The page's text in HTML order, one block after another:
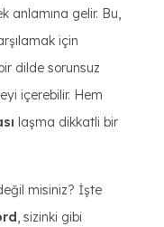
anlamına gelir. Bu,
için
dilde sorunsuz
içerebilir. Hem
laşma dikkatli bir
misiniz? İşte
, sizinki gibi